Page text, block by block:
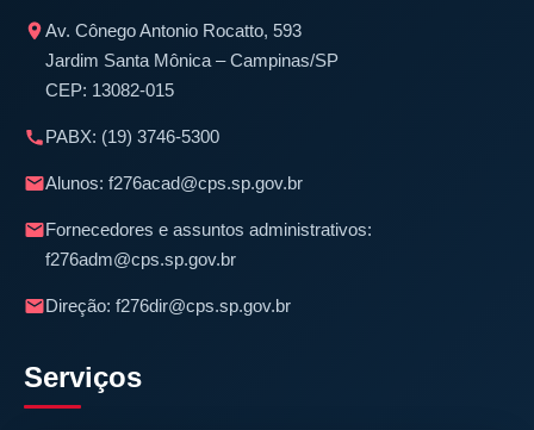
Av. Cônego Antonio Rocatto, 593
Jardim Santa Mônica – Campinas/SP
CEP: 13082-015
PABX: (19) 3746-5300
Alunos: f276acad@cps.sp.gov.br
Fornecedores e assuntos administrativos:
f276adm@cps.sp.gov.br
Direção: f276dir@cps.sp.gov.br
Serviços